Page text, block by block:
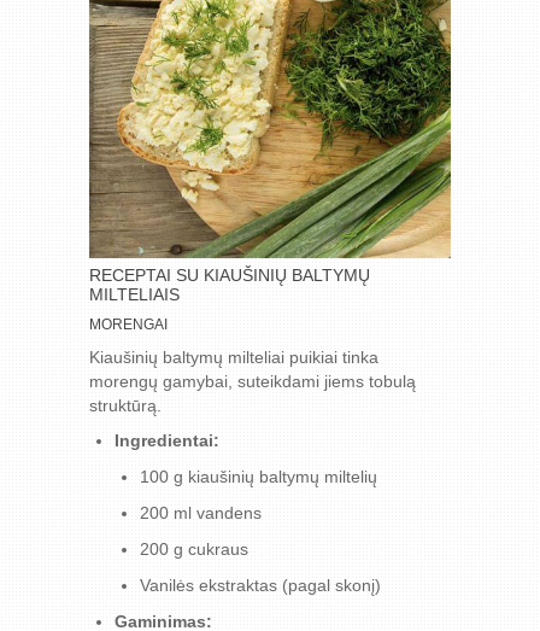
RECEPTAI SU KIAUŠINIŲ BALTYMŲ
MILTELIAIS
MORENGAI
Kiaušinių baltymų milteliai puikiai tinka
morengų gamybai, suteikdami jiems tobulą
struktūrą.
Ingredientai:
100 g kiaušinių baltymų miltelių
200 ml vandens
200 g cukraus
Vanilės ekstraktas (pagal skonį)
Gaminimas: